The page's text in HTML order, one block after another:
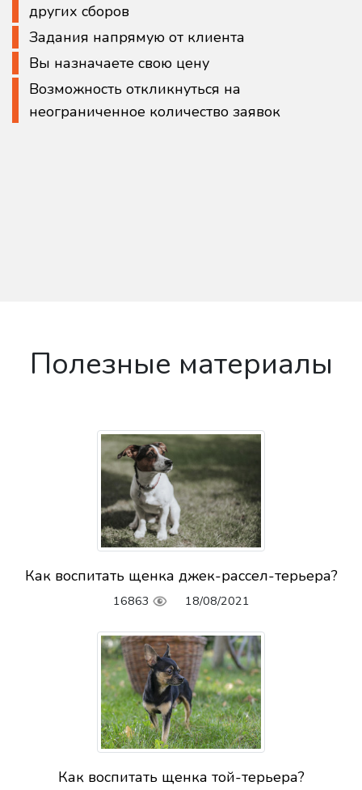
других сборов
Задания напрямую от клиента
Вы назначаете свою цену
Возможность откликнуться на
неограниченное количество заявок
Полезные материалы
Как воспитать щенка джек-рассел-терьера?
16863 18/08/2021
Как воспитать щенка той-терьера?